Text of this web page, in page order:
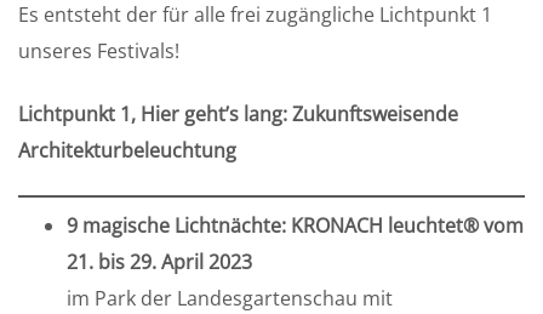
Es entsteht der für alle frei zugängliche Lichtpunkt 1
unseres Festivals!
Lichtpunkt 1, Hier geht’s lang: Zukunftsweisende
Architekturbeleuchtung
9 magische Lichtnächte: KRONACH leuchtet® vom
21. bis 29. April 2023
im Park der Landesgartenschau mit